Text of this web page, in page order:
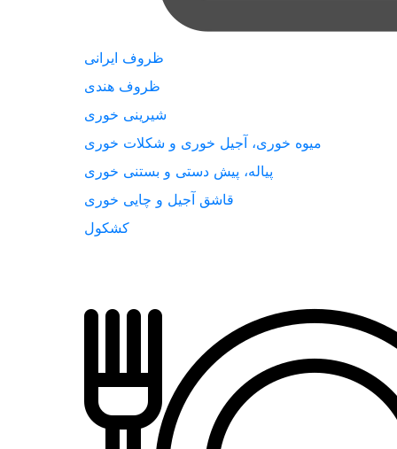
ظروف ایرانی
ظروف هندی
شیرینی خوری
میوه خوری، آجیل خوری و شکلات خوری
پیاله، پیش دستی و بستنی خوری
قاشق آجیل و چایی خوری
کشکول